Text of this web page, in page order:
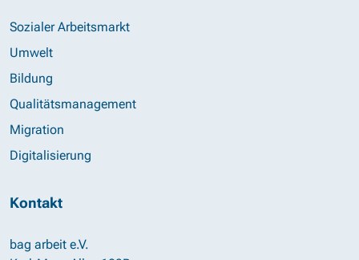
Sozialer Arbeitsmarkt
Umwelt
Bildung
Qualitätsmanagement
Migration
Digitalisierung
Kontakt
bag arbeit e.V.